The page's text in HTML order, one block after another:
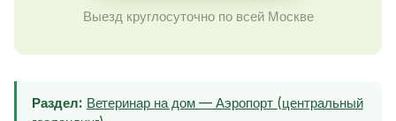
Выезд круглосуточно по всей Москве
Раздел: Ветеринар на дом — Аэропорт (центральный